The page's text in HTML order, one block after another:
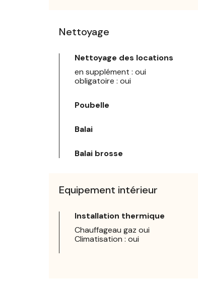
Nettoyage
Nettoyage des locations
en supplément : oui
obligatoire : oui
Poubelle
Balai
Balai brosse
Equipement intérieur
Installation thermique
Chauffageau gaz oui
Climatisation : oui